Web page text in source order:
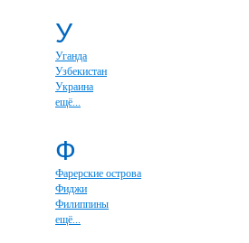
У
Уганда
Узбекистан
Украина
ещё...
Ф
Фарерские острова
Фиджи
Филиппины
ещё...